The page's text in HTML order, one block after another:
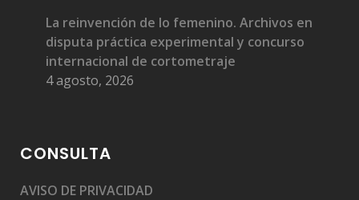
La reinvención de lo femenino. Archivos en
disputa práctica experimental y concurso
internacional de cortometraje
4 agosto, 2026
CONSULTA
AVISO DE PRIVACIDAD